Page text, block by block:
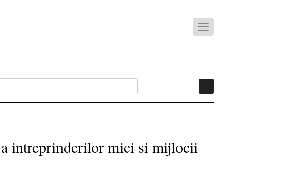
intreprinderilor mici si mijlocii